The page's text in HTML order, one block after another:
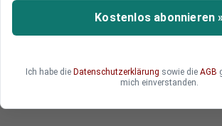
Gegenüber März ist die Zahl der
Arbeitslosigkeit in der EU hat
Kostenlos abonnieren
Ich habe die Datenschutzerklärung sowie die AGB
mich einverstanden.